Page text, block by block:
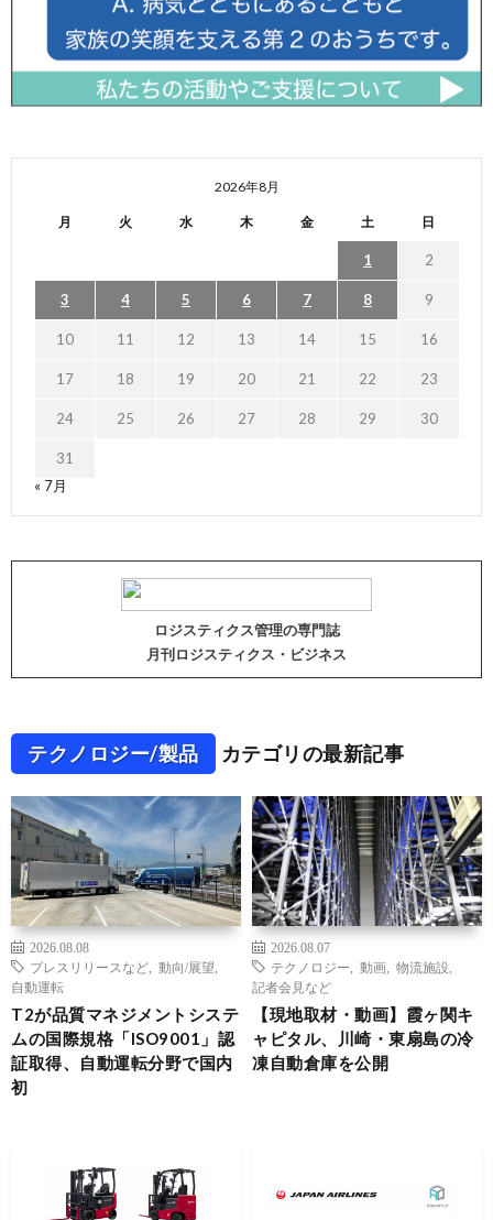
2026年8月
月 火 水 木 金 土 日
1 2
3 4 5 6 7 8 9
10 11 12 13 14 15 16
17 18 19 20 21 22 23
24 25 26 27 28 29 30
31
« 7月
ロジスティクス管理の専門誌
月刊ロジスティクス・ビジネス
テクノロジー/製品 カテゴリの最新記事
2026.08.08
プレスリリースなど
動向/展望
自動運転
T2が品質マネジメントシステ
ムの国際規格「ISO9001」認
証取得、自動運転分野で国内
初
2026.08.07
テクノロジー
動画 物流施設
記者会見など
【現地取材・動画】霞ヶ関キ
ャピタル、川崎・東扇島の冷
凍自動倉庫を公開